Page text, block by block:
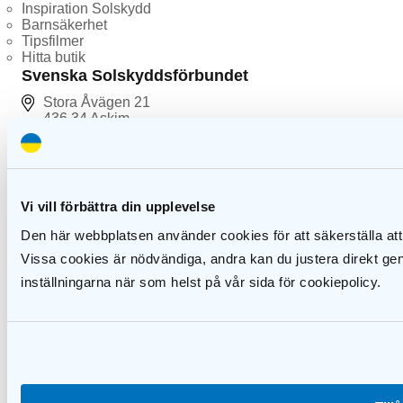
Vi vill förbättra din upplevelse
Den här webbplatsen använder cookies för att säkerställa
Vissa cookies är nödvändiga, andra kan du justera direkt
inställningarna när som helst på vår sida för cookiepolicy.
Inspiration Solskydd
Barnsäkerhet
Tipsfilmer
Hitta butik
Svenska Solskyddsförbundet
Stora Åvägen 21
436 34 Askim
Följ oss
Svenska Solskyddsförbundet är en branschorganisation
för företag verksamma som komponenttillverkare,
grossister, producenter och detaljister inom
solskyddsbranschen. Förbundet ställer höga krav på
såväl de företag som redan är anslutna, och på de
företag som ansöker om medlemskap. Därför kan kunder
Extranät